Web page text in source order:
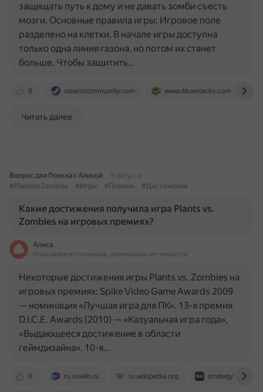
0 steamcommunity.com www.bluestacks.com
защищать путь к дому и не давать зомби съесть
мозги. Основные правила игры: Игровое поле
разделено на клетки. В начале игры доступна
только одна линия газона, но потом их станет
больше. Чтобы защитить…
Читать далее
Вопрос для Поиска с Алисой
9 августа
#PlantsvsZombies
#Игры #Премии #Достижения
Какие достижения получила игра Plants vs.
Zombies на игровых премиях?
Алиса
На основе источников, возможны неточности
0 ru.ruwiki.ru ru.wikipedia.org strategywiki.org
Некоторые достижения игры Plants vs. Zombies на
игровых премиях: Spike Video Game Awards 2009
— номинация «Лучшая игра для ПК». 13-я премия
D.I.C.E. Awards (2010) — «Казуальная игра года»,
«Выдающееся достижение в области
геймдизайна». 10-я…